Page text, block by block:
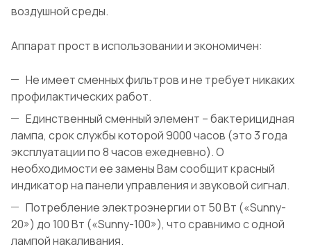
воздушной среды.
Аппарат прост в использовании и экономичен:
Не имеет сменных фильтров и не требует никаких
профилактических работ.
Единственный сменный элемент – бактерицидная
лампа, срок службы которой 9000 часов (это 3 года
эксплуатации по 8 часов ежедневно). О
необходимости ее замены Вам сообщит красный
индикатор на панели управления и звуковой сигнал.
Потребление электроэнергии от 50 Вт («Sunny-
20») до 100 Вт («Sunny-100»), что сравнимо с одной
лампой накаливания.